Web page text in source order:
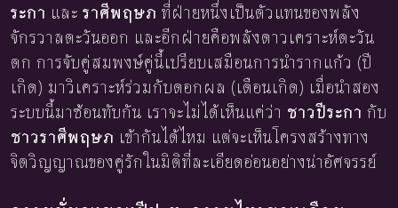
ระกา และ ราศีพฤษภ ที่ฝ่ายหนึ่งเป็นตัวแทนของพลัง
จักรวาลตะวันออก และอีกฝ่ายคือพลังดาวเคราะห์ตะวัน
ตก การจับคู่สมพงษ์คู่นี้เปรียบเสมือนการนำรากแก้ว (ปี
เกิด) มาวิเคราะห์ร่วมกับดอกผล (เดือนเกิด) เมื่อนำสอง
ระบบนี้มาซ้อนทับกัน เราจะไม่ได้เห็นแค่ว่า ชาวปีระกา กับ
ชาวราศีพฤษภ เข้ากันได้ไหม แต่จะเห็นโครงสร้างทาง
จิตวิญญาณของคู่รักในมิติที่ละเอียดอ่อนอย่างน่าอัศจรรย์